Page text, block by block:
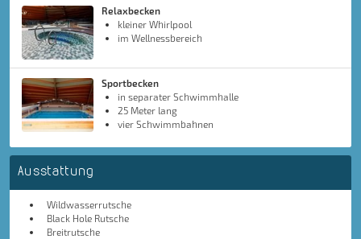
Relaxbecken
kleiner Whirlpool
im Wellnessbereich
Sportbecken
in separater Schwimmhalle
25 Meter lang
vier Schwimmbahnen
Ausstattung
Wildwasserrutsche
Black Hole Rutsche
Breitrutsche